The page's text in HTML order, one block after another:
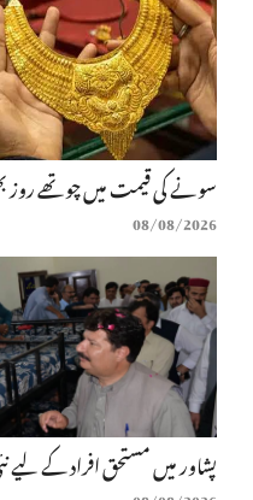
سونے کی قیمت میں چوتھے روز
08/08/2026
پشاور میں مستحق افراد کے لیے